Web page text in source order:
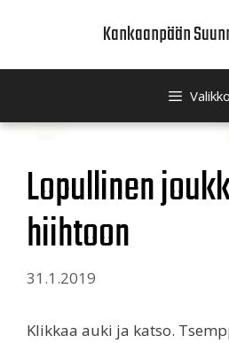
Kankaanpään
Valikko
Lopullinen
hiihtoon
31.1.2019
Klikkaa auki ja katso.